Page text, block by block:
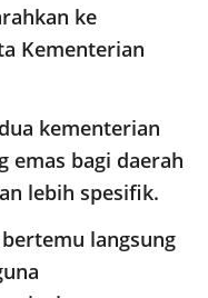
ke
Kementerian
kementerian
emas bagi daerah
lebih spesifik.
langsung